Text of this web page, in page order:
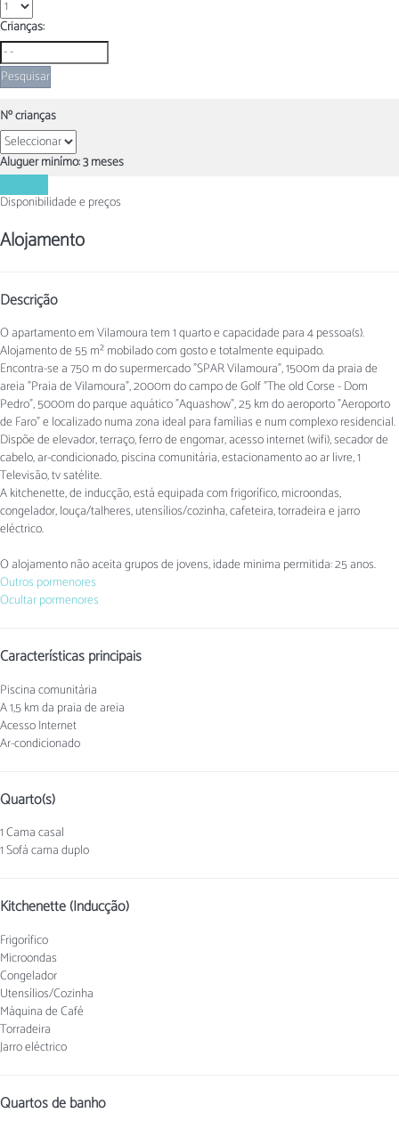
Crianças:
Pesquisar
Nº crianças
Aluguer minímo: 3 meses
Disponibilidade e preços
Alojamento
Descrição
O apartamento em Vilamoura tem 1 quarto e capacidade para 4 pessoa(s).
Alojamento de 55 m² mobilado com gosto e totalmente equipado.
Encontra-se a 750 m do supermercado "SPAR Vilamoura", 1500m da praia de
areia "Praia de Vilamoura", 2000m do campo de Golf "The old Corse - Dom
Pedro", 5000m do parque aquático "Aquashow", 25 km do aeroporto "Aeroporto
de Faro" e localizado numa zona ideal para famílias e num complexo residencial.
Dispõe de elevador, terraço, ferro de engomar, acesso internet (wifi), secador de
cabelo, ar-condicionado, piscina comunitária, estacionamento ao ar livre, 1
Televisão, tv satélite.
A kitchenette, de inducção, está equipada com frigorífico, microondas,
congelador, louça/talheres, utensílios/cozinha, cafeteira, torradeira e jarro
eléctrico.
O alojamento não aceita grupos de jovens, idade minima permitida: 25 anos.
Outros pormenores
Ocultar pormenores
Características principais
Piscina comunitária
A 1,5 km da praia de areia
Acesso Internet
Ar-condicionado
Quarto(s)
1 Cama casal
1 Sofá cama duplo
Kitchenette (Inducção)
Frigorífico
Microondas
Congelador
Utensílios/Cozinha
Máquina de Café
Torradeira
Jarro eléctrico
Quartos de banho